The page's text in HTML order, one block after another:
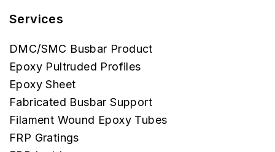
Services
DMC/SMC Busbar Product
Epoxy Pultruded Profiles
Epoxy Sheet
Fabricated Busbar Support
Filament Wound Epoxy Tubes
FRP Gratings